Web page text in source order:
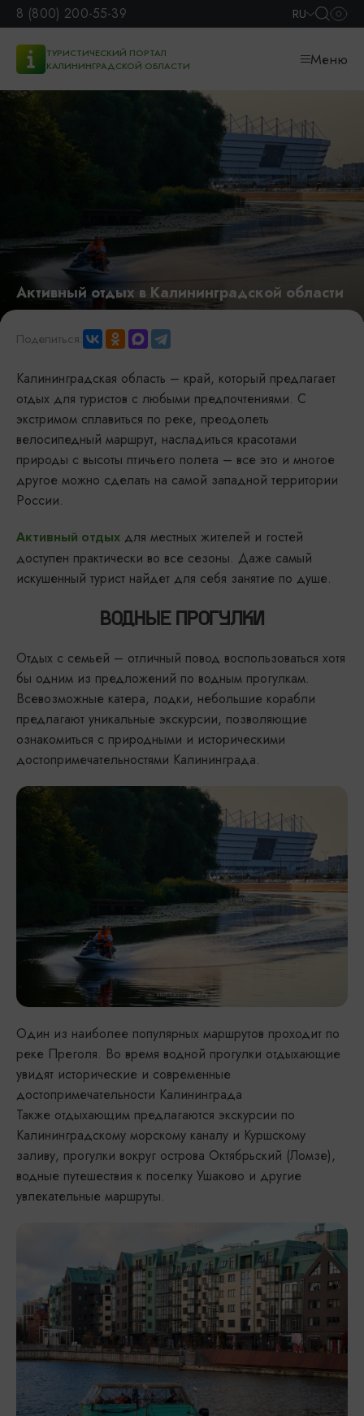
8 (800) 200-55-39 RU
ТУРИСТИЧЕСКИЙ ПОРТАЛ
КАЛИНИНГРАДСКОЙ ОБЛАСТИ
Меню
Активный отдых в Калининградской области
Поделиться:
Калининградская область – край, который предлагает
отдых для туристов с любыми предпочтениями. C
экстримом сплавиться по реке, преодолеть
велосипедный маршрут, насладиться красотами
природы с высоты птичьего полета – все это и многое
другое можно сделать на самой западной территории
России.
Активный отдых для местных жителей и гостей
доступен практически во все сезоны. Даже самый
искушенный турист найдет для себя занятие по душе.
ВОДНЫЕ ПРОГУЛКИ
Отдых с семьей – отличный повод воспользоваться хотя
бы одним из предложений по водным прогулкам.
Всевозможные катера, лодки, небольшие корабли
предлагают уникальные экскурсии, позволяющие
ознакомиться с природными и историческими
достопримечательностями Калининграда.
Один из наиболее популярных маршрутов проходит по
реке Преголя. Во время водной прогулки отдыхающие
увидят исторические и современные
достопримечательности Калининграда
Также отдыхающим предлагаются экскурсии по
Калининградскому морскому каналу и Куршскому
заливу, прогулки вокруг острова Октябрьский (Ломзе),
водные путешествия к поселку Ушаково и другие
увлекательные маршруты.